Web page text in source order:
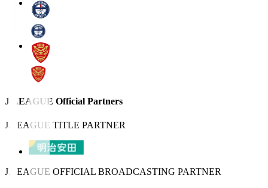
J.LEAGUE Official Partners
J.LEAGUE TITLE PARTNER
J.LEAGUE OFFICIAL BROADCASTING PARTNER